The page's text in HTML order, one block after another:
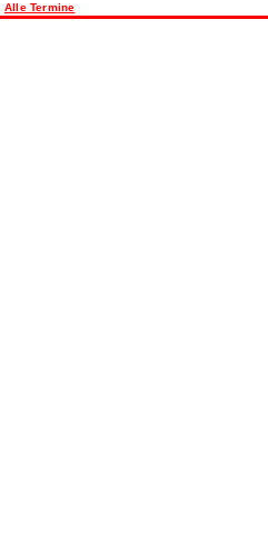
Alle Termine